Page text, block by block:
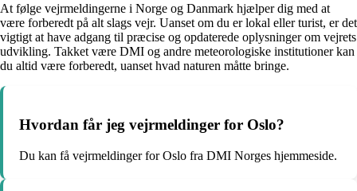
At følge vejrmeldingerne i Norge og Danmark hjælper dig med at
være forberedt på alt slags vejr. Uanset om du er lokal eller turist, er det
vigtigt at have adgang til præcise og opdaterede oplysninger om vejrets
udvikling. Takket være DMI og andre meteorologiske institutioner kan
du altid være forberedt, uanset hvad naturen måtte bringe.
Hvordan får jeg vejrmeldinger for Oslo?
Du kan få vejrmeldinger for Oslo fra DMI Norges hjemmeside.